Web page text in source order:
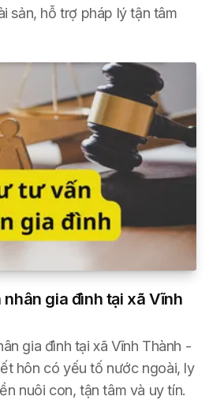
sản, hỗ trợ pháp lý tận tâm
gia đình tại xã Vĩnh
gia đình tại xã Vĩnh Thành -
hôn có yếu tố nước ngoài, ly
nuôi con, tận tâm và uy tín.